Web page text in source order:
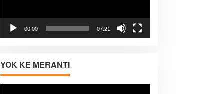
00:00 07:21
YOK KE MERANTI